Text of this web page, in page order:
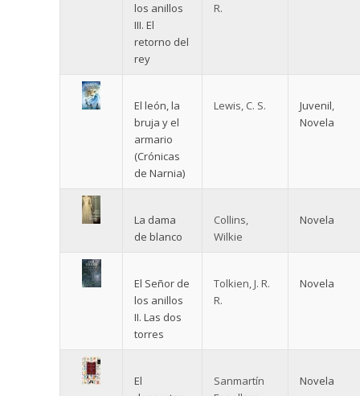
los anillos
III. El
retorno del
rey
R.
El león, la
bruja y el
armario
(Crónicas
de Narnia)
Lewis, C. S. Juvenil,
Novela
La dama
de blanco
Collins,
Wilkie
Novela
El Señor de
los anillos
II. Las dos
torres
Tolkien, J. R.
R.
Novela
El
Sanmartín
Novela